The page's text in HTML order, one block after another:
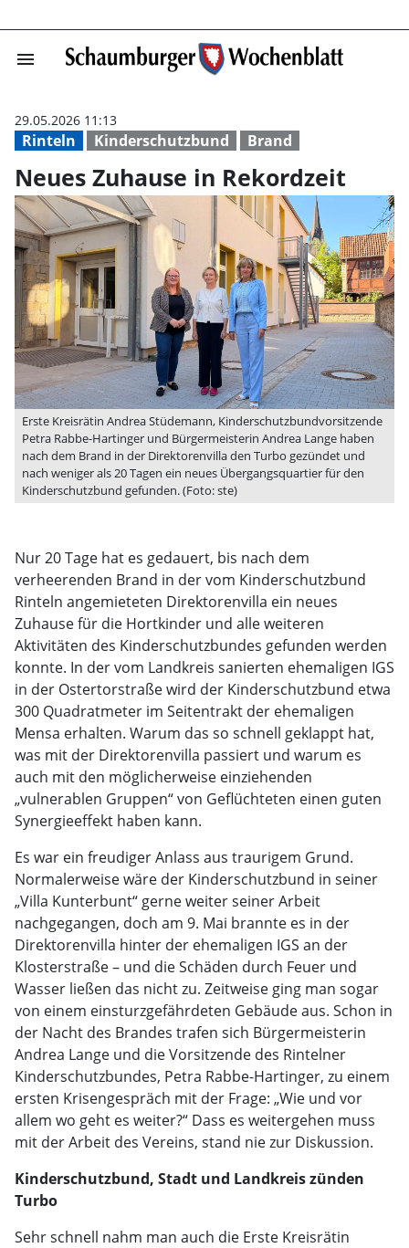
menu Neues
Rinteln Kinderschutzbund Brand
29.05.2026 11:13
Neues Zuhause in Rekordzeit
Erste Kreisrätin Andrea Stüdemann, Kinderschutzbundvorsitzende
Petra Rabbe-Hartinger und Bürgermeisterin Andrea Lange haben
nach dem Brand in der Direktorenvilla den Turbo gezündet und
nach weniger als 20 Tagen ein neues Übergangsquartier für den
Kinderschutzbund gefunden. (Foto: ste)
Nur 20 Tage hat es gedauert, bis nach dem
verheerenden Brand in der vom Kinderschutzbund
Rinteln angemieteten Direktorenvilla ein neues
Zuhause für die Hortkinder und alle weiteren
Aktivitäten des Kinderschutzbundes gefunden werden
konnte. In der vom Landkreis sanierten ehemaligen IGS
in der Ostertorstraße wird der Kinderschutzbund etwa
300 Quadratmeter im Seitentrakt der ehemaligen
Mensa erhalten. Warum das so schnell geklappt hat,
was mit der Direktorenvilla passiert und warum es
auch mit den möglicherweise einziehenden
„vulnerablen Gruppen“ von Geflüchteten einen guten
Synergieeffekt haben kann.
Es war ein freudiger Anlass aus traurigem Grund.
Normalerweise wäre der Kinderschutzbund in seiner
„Villa Kunterbunt“ gerne weiter seiner Arbeit
nachgegangen, doch am 9. Mai brannte es in der
Direktorenvilla hinter der ehemaligen IGS an der
Klosterstraße – und die Schäden durch Feuer und
Wasser ließen das nicht zu. Zeitweise ging man sogar
von einem einsturzgefährdeten Gebäude aus. Schon in
der Nacht des Brandes trafen sich Bürgermeisterin
Andrea Lange und die Vorsitzende des Rintelner
Kinderschutzbundes, Petra Rabbe-Hartinger, zu einem
ersten Krisengespräch mit der Frage: „Wie und vor
allem wo geht es weiter?“ Dass es weitergehen muss
mit der Arbeit des Vereins, stand nie zur Diskussion.
Kinderschutzbund, Stadt und Landkreis zünden
Turbo
Sehr schnell nahm man auch die Erste Kreisrätin